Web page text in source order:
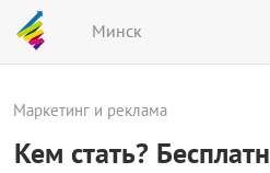
Минск
Маркетинг и реклама
Кем стать?